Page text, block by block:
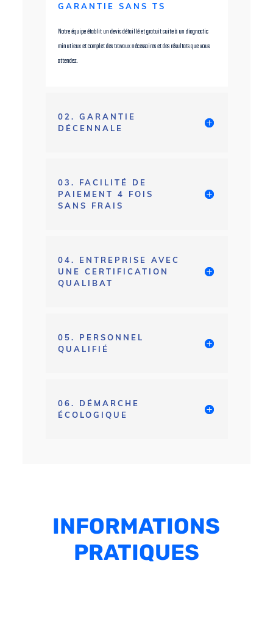
GARANTIE SANS TS
Notre équipe établit un devis détaillé et gratuit suite à un diagnostic
minutieux et complet des travaux nécessaires et des résultats que vous
attendez.
02. GARANTIE
DÉCENNALE
03. FACILITÉ DE
PAIEMENT 4 FOIS
SANS FRAIS
04. ENTREPRISE AVEC
UNE CERTIFICATION
QUALIBAT
05. PERSONNEL
QUALIFIÉ
06. DÉMARCHE
ÉCOLOGIQUE
INFORMATIONS
PRATIQUES